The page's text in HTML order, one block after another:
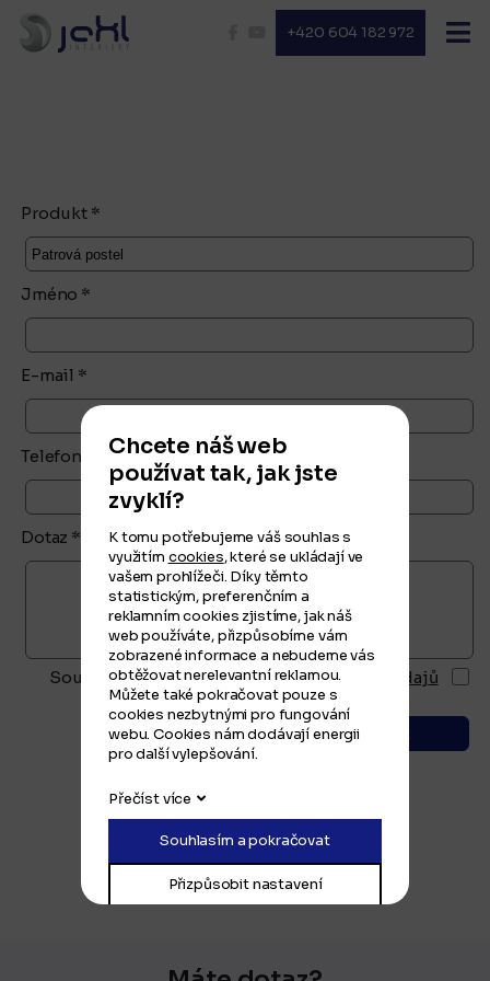
+420 604 182 972
Produkt *
Jméno *
E-mail *
Telefon
Dotaz *
Souhlasím se zásadami ochranyosobních údajů
Chcete náš web
používat tak, jak jste
zvyklí?
K tomu potřebujeme váš souhlas s
využitím cookies, které se ukládají ve
vašem prohlížeči. Díky těmto
statistickým, preferenčním a
reklamním cookies zjistíme, jak náš
web používáte, přizpůsobíme vám
zobrazené informace a nebudeme vás
obtěžovat nerelevantní reklamou.
Můžete také pokračovat pouze s
cookies nezbytnými pro fungování
webu. Cookies nám dodávají energii
pro další vylepšování.
Přečíst více
Souhlasím a pokračovat
Přizpůsobit nastavení